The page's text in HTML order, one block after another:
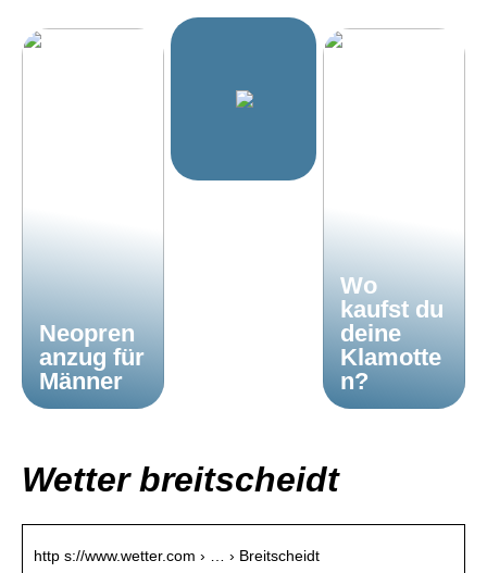
Neopren
anzug für
Männer
Wo
kaufst du
deine
Klamotte
n?
Wetter breitscheidt
http s://www.wetter.com › … › Breitscheidt